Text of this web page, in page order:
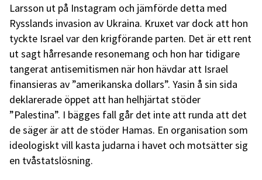
Larsson ut på Instagram och jämförde detta med
Rysslands invasion av Ukraina. Kruxet var dock att hon
tyckte Israel var den krigförande parten. Det är ett rent
ut sagt hårresande resonemang och hon har tidigare
tangerat antisemitismen när hon hävdar att Israel
finansieras av ”amerikanska dollars”. Yasin å sin sida
deklarerade öppet att han helhjärtat stöder
”Palestina”. I bägges fall går det inte att runda att det
de säger är att de stöder Hamas. En organisation som
ideologiskt vill kasta judarna i havet och motsätter sig
en tvåstatslösning.